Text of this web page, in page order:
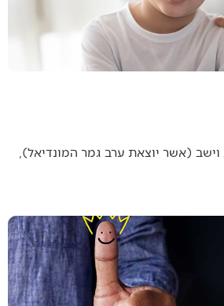
(אשר יוצאת ערב גמר המונדיאל),